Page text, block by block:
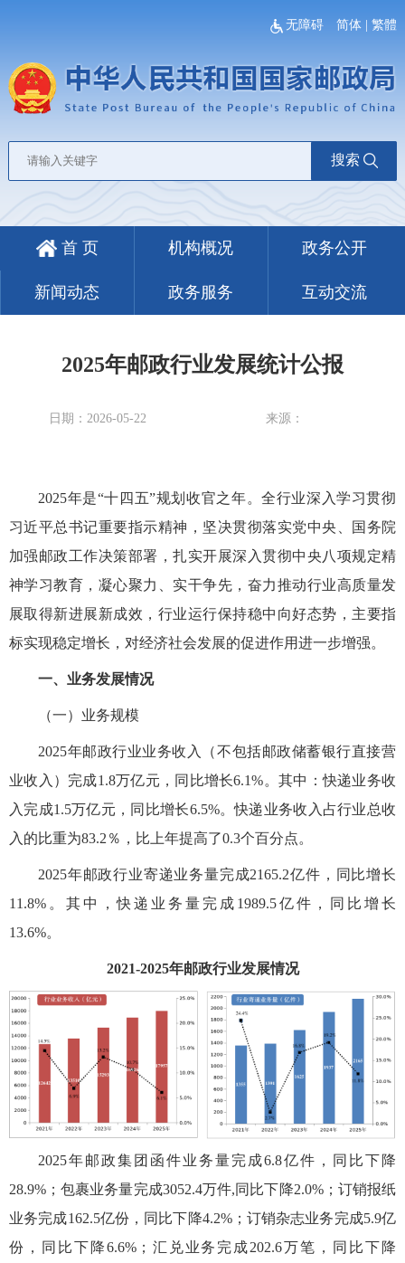
无障碍 简体 |繁體
搜索
首 页 机构概况 政务公开
新闻动态 政务服务 互动交流
2025年邮政行业发展统计公报
日期：2026-05-22 来源：
2025年是“十四五”规划收官之年。全行业深入学习贯彻
习近平总书记重要指示精神，坚决贯彻落实党中央、国务院
加强邮政工作决策部署，扎实开展深入贯彻中央八项规定精
神学习教育，凝心聚力、实干争先，奋力推动行业高质量发
展取得新进展新成效，行业运行保持稳中向好态势，主要指
标实现稳定增长，对经济社会发展的促进作用进一步增强。
一、业务发展情况
（一）业务规模
2025年邮政行业业务收入（不包括邮政储蓄银行直接营
业收入）完成1.8万亿元，同比增长6.1%。其中：快递业务收
入完成1.5万亿元，同比增长6.5%。快递业务收入占行业总收
入的比重为83.2％，比上年提高了0.3个百分点。
2025年邮政行业寄递业务量完成2165.2亿件，同比增长
11.8%。其中，快递业务量完成1989.5亿件，同比增长
13.6%。
2021-2025年邮政行业发展情况
2025年邮政集团函件业务量完成6.8亿件，同比下降
28.9%；包裹业务量完成3052.4万件,同比下降2.0%；订销报纸
业务完成162.5亿份，同比下降4.2%；订销杂志业务完成5.9亿
份，同比下降6.6%；汇兑业务完成202.6万笔，同比下降